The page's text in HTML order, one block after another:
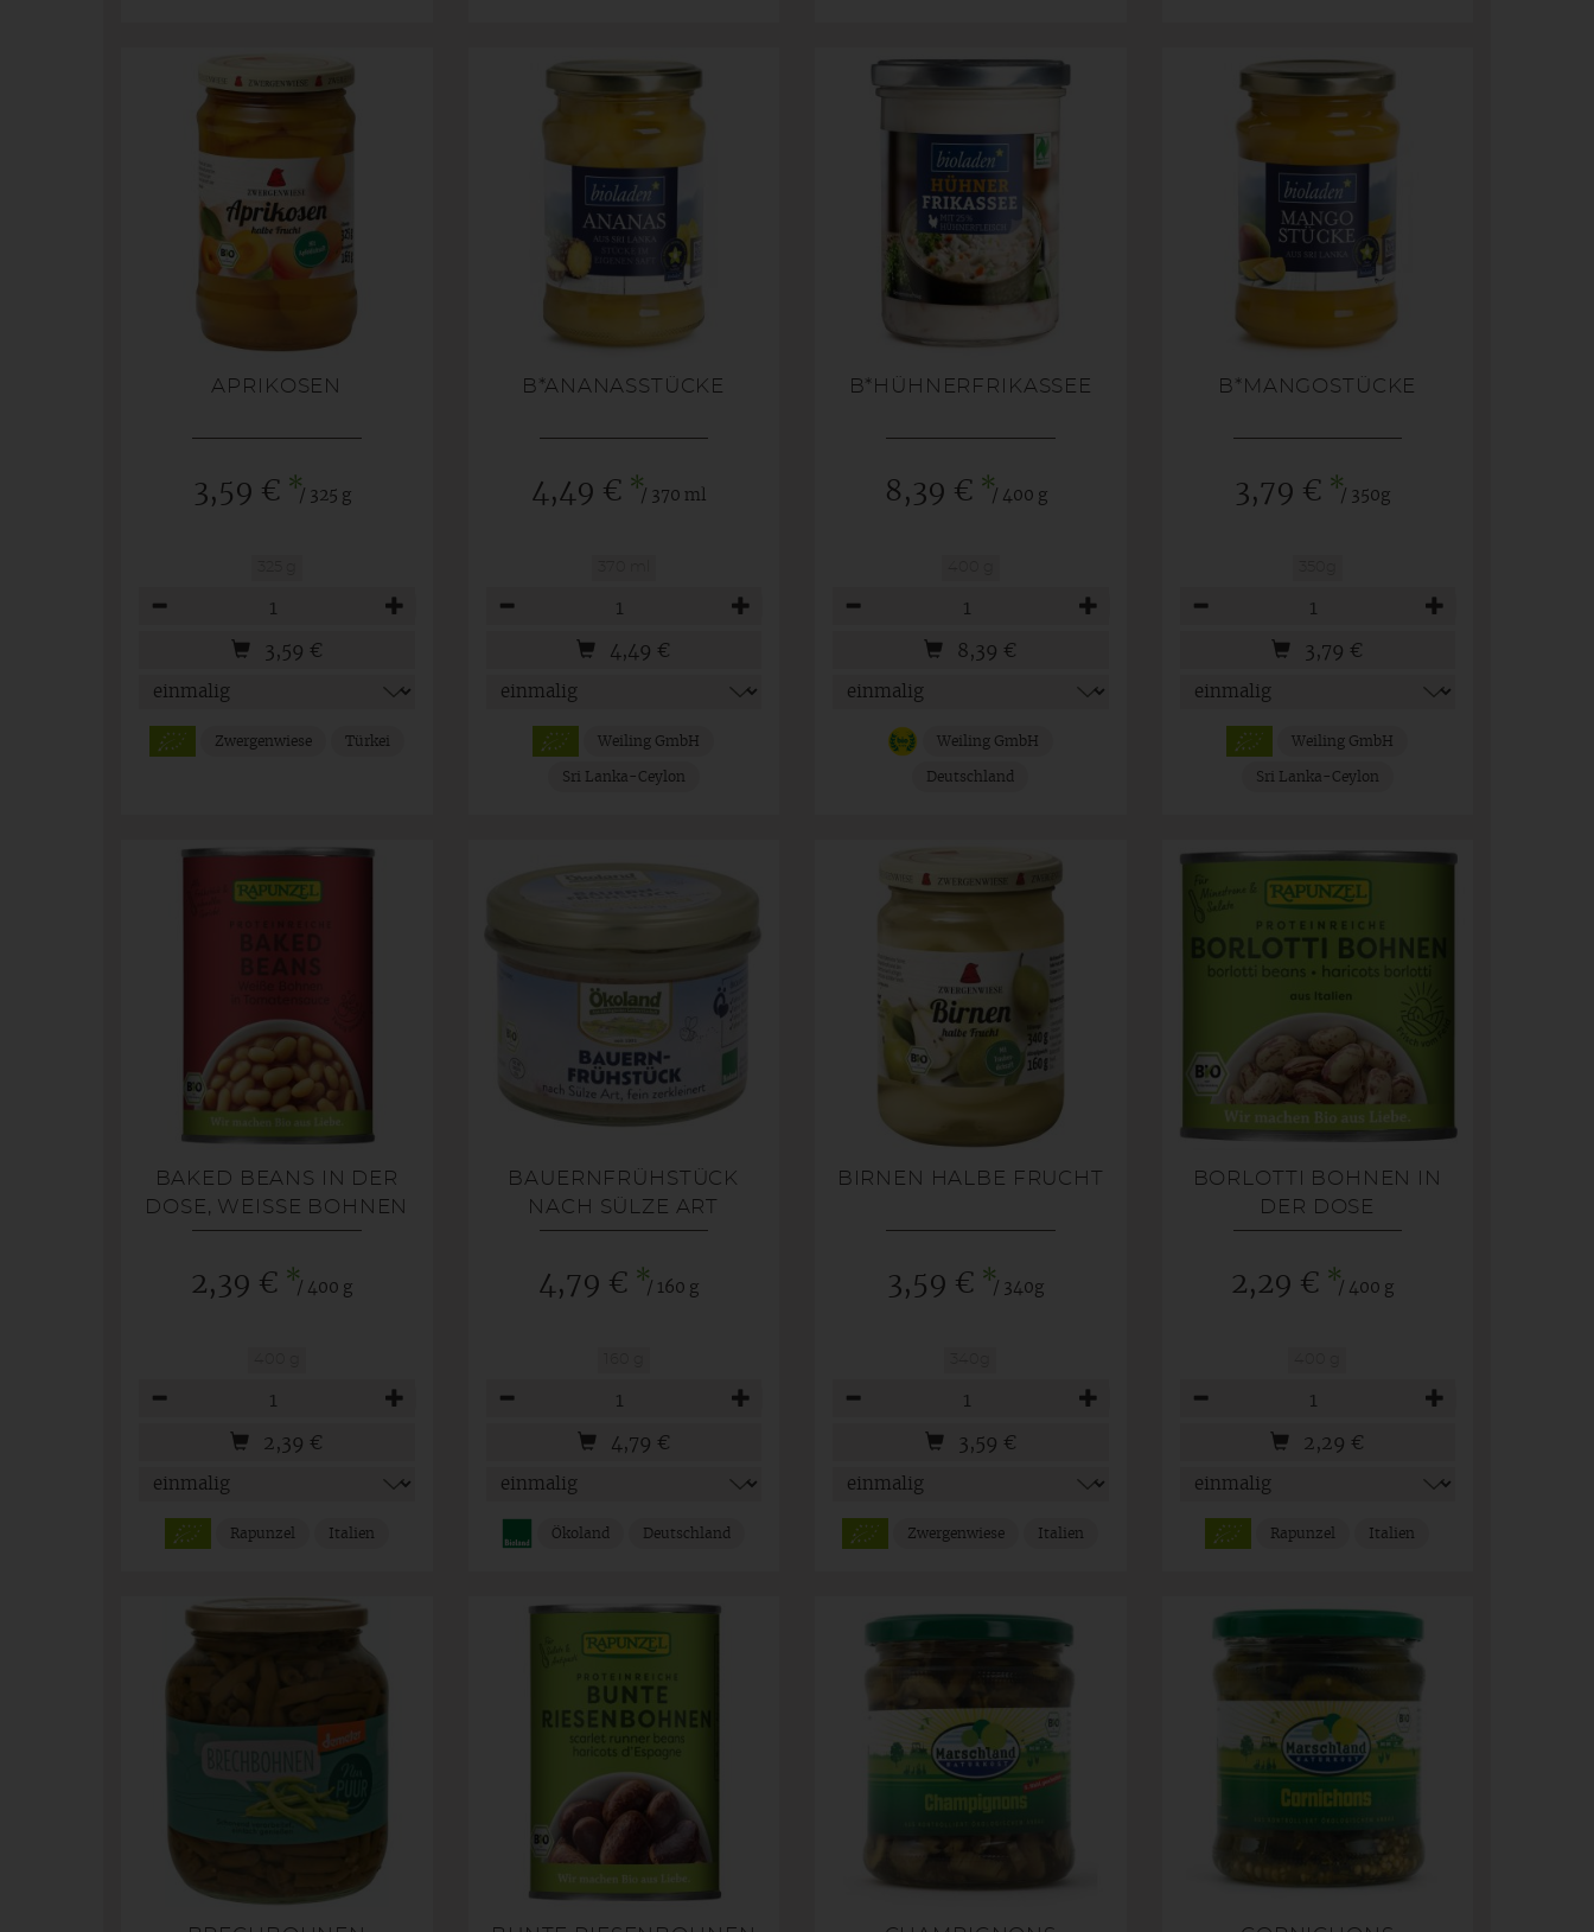
APRIKOSEN
3,59 € */ 325 g
3,59 €
Zwergenwiese Türkei
B*ANANASSTÜCKE
4,49 € */ 370 ml
4,49 €
Weiling GmbH
Sri Lanka-Ceylon
B*HÜHNERFRIKASSEE
8,39 € */ 400 g
8,39 €
Weiling GmbH
Deutschland
B*MANGOSTÜCKE
3,79 € */ 350g
3,79 €
Weiling GmbH
Sri Lanka-Ceylon
BAKED BEANS IN DER
DOSE, WEISSE BOHNEN I
N TOMATENSA
2,39 € */ 400 g
2,39 €
Rapunzel Italien
BAUERNFRÜHSTÜCK
NACH SÜLZE ART
4,79 € */ 160 g
4,79 €
Ökoland Deutschland
BIRNEN HALBE FRUCHT
3,59 € */ 340g
3,59 €
Zwergenwiese Italien
BORLOTTI BOHNEN IN
DER DOSE
2,29 € */ 400 g
2,29 €
Rapunzel Italien